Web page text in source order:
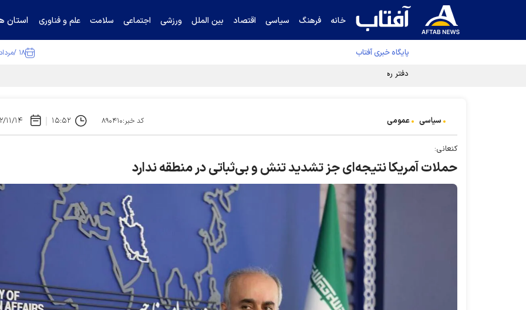
خانه فرهنگ سیاسی اقتصاد بین الملل ورزشی اجتماعی سلامت علم و فناوری استان
پایگاه خبری آفتاب ۱۸ /مرداد /۱۴۰۵
دفتر رهبر انقلاب ادعای خرازی درباره پزشکیان را تکذیب کرد
سیاسی عمومی کد خبر:۸۹۰۴۱۰ ۱۵:۵۲ ۱۴۰۲/
کنعانی:
حملات آمریکا نتیجه‌ای جز تشدید تنش و بی‌ثباتی در منطقه ندارد